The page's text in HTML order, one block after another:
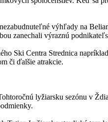
výhľady na
zanechali výraznú
Ski Centra Strednica
či ďalšie atrakcie.
lyžiarsku sezónu v